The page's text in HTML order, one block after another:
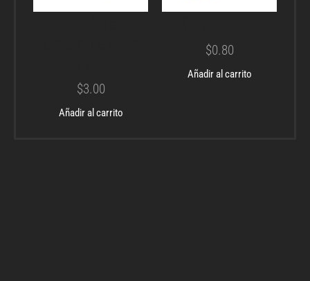
$3.00
Añadir al carrito
$0.80
Añadir al carrito